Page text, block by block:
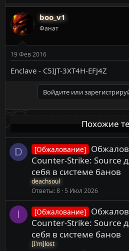
boo_v1
Фанат
19 Фев 2016
Enclave - C5IJT-3XT4H-EFJ4Z
Войдите или
Похожие
D [Обжалование]
Counter-Strike: Source
себя в системе банов
deachsoul
Ответы 8 5 Июл 2026
I [Обжалование]
Counter-Strike: Source
себя в системе банов
[I'm]lost